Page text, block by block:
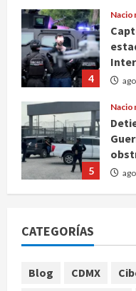
4
5
CATEGORÍAS
Blog CDMX